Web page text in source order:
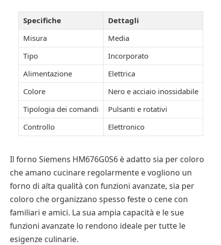
Specifiche
Dettagli
Misura
Media
Tipo
Incorporato
Alimentazione
Elettrica
Colore
Nero e acciaio inossidabile
Tipologia dei comandi
Pulsanti e rotativi
Controllo
Elettronico
Il forno Siemens HM676G0S6 è adatto sia per coloro
che amano cucinare regolarmente e vogliono un
forno di alta qualità con funzioni avanzate, sia per
coloro che organizzano spesso feste o cene con
familiari e amici. La sua ampia capacità e le sue
funzioni avanzate lo rendono ideale per tutte le
esigenze culinarie.